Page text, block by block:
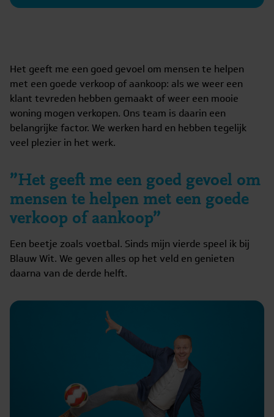
Het geeft me een goed gevoel om mensen te helpen
met een goede verkoop of aankoop: als we weer een
klant tevreden hebben gemaakt of weer een mooie
woning mogen verkopen. Ons team is daarin een
belangrijke factor. We werken hard en hebben tegelijk
veel plezier in het werk.
”Het geeft me een goed gevoel om
mensen te helpen met een goede
verkoop of aankoop”
Een beetje zoals voetbal. Sinds mijn vierde speel ik bij
Blauw Wit. We geven alles op het veld en genieten
daarna van de derde helft.